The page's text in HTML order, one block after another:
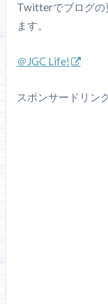
Twitterでブログの
ます。
＠JGC Life!
スポンサードリン